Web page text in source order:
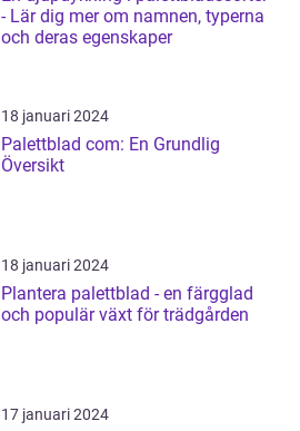
- Lär dig mer om namnen, typerna
och deras egenskaper
18 januari 2024
Palettblad com: En Grundlig
Översikt
18 januari 2024
Plantera palettblad - en färgglad
och populär växt för trädgården
17 januari 2024